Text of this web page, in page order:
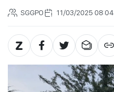
SGGPO 11/03/2025 08:04